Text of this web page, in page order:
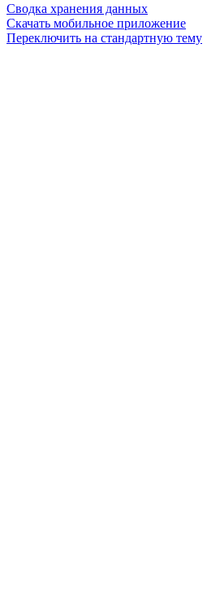
Сводка хранения данных
Скачать мобильное приложение
Переключить на стандартную тему